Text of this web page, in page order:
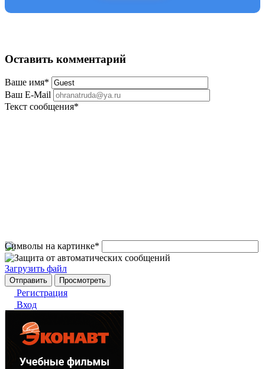
Оставить комментарий
Ваше имя*
Ваш E-Mail
Текст сообщения*
Символы на картинке*
Загрузить файл
Регистрация
Вход